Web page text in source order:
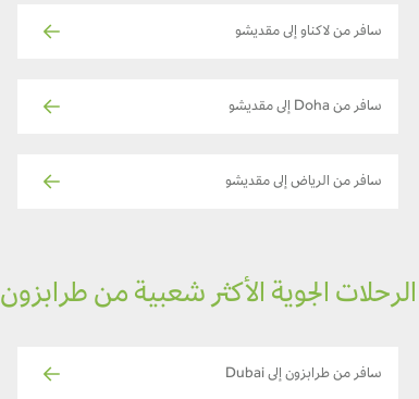
سافر من لاكناو إلى مقديشو
سافر من Doha إلى مقديشو
سافر من الرياض إلى مقديشو
الرحلات الجوية الأكثر شعبية من طرابزون
سافر من طرابزون إلى Dubai